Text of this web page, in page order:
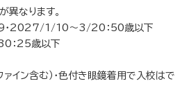
異なります。
2027/1/10～3/20：50歳以下
25歳以下
ァイン含む）・色付き眼鏡着用で入校はで